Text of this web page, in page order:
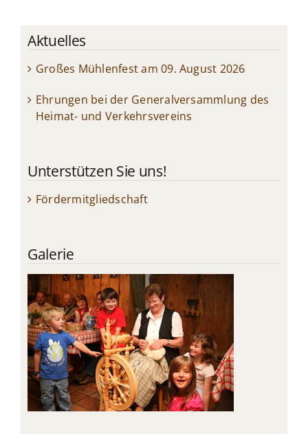
Aktuelles
Großes Mühlenfest am 09. August 2026
Ehrungen bei der Generalversammlung des
Heimat- und Verkehrsvereins
Unterstützen Sie uns!
Fördermitgliedschaft
Galerie